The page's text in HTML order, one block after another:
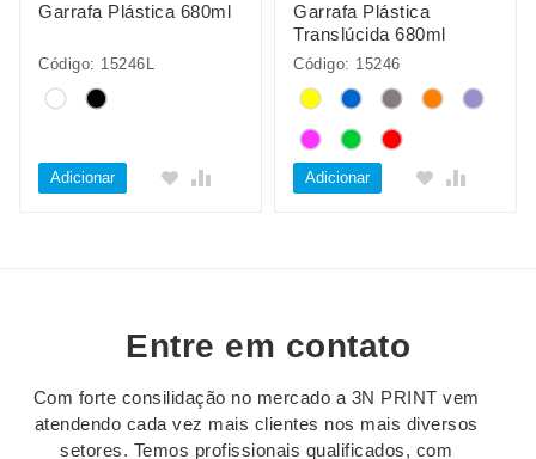
Garrafa Plástica 680ml
Código: 15246L
Adicionar
Garrafa Plástica
Translúcida 680ml
Código: 15246
Adicionar
Entre em contato
Com forte consilidação no mercado a 3N PRINT vem
atendendo cada vez mais clientes nos mais diversos
setores. Temos profissionais qualificados, com